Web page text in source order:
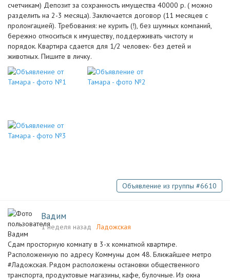
счетчикам) Депозит за сохранность имущества 40000 р. ( можно
разделить на 2-3 месяца). Заключается договор (11 месяцев с
пролонгацией). Требования: не курить (!), без шумных компаний,
бережно относиться к имуществу, поддерживать чистоту и
порядок. Квартира сдается для 1/2 человек- без детей и
животных. Пишите в личку.
Объявление из группы #6610
Вадим
1 неделя назад
Ладожская
Сдам просторную комнату в 3-х комнатной квартире.
Расположенную по адресу Коммуны дом 48. Ближайшее метро
#Ладожская. Рядом расположены остановки общественного
транспорта, продуктовые магазины, кафе, булочные. Из окна